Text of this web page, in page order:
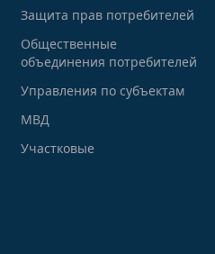
Защита прав потребителей
Общественные
объединения потребителей
Управления по субъектам
МВД
Участковые